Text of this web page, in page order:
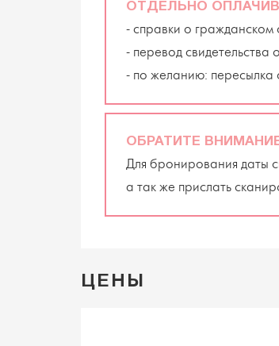
ОТДЕЛЬНО
- справки о гражданском
- перевод
- по желанию: пересылка
ОБРАТИТЕ
Для бронирования даты
а так же прислать
ЦЕНЫ